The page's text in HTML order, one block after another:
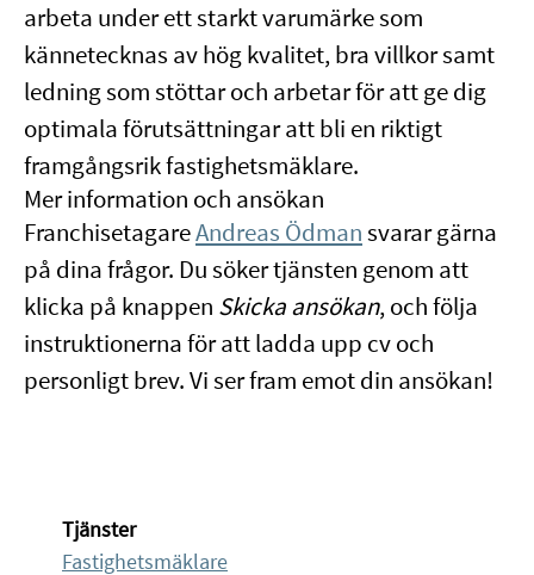
arbeta under ett starkt varumärke som
kännetecknas av hög kvalitet, bra villkor samt
ledning som stöttar och arbetar för att ge dig
optimala förutsättningar att bli en riktigt
framgångsrik fastighetsmäklare.
Mer information och ansökan
FranchisetagareAndreas Ödmansvarar gärna
på dina frågor. Du söker tjänsten genom att
klicka på knappen Skicka ansökan, och följa
instruktionerna för att ladda upp cv och
personligt brev. Vi ser fram emot din ansökan!
Tjänster
Fastighetsmäklare